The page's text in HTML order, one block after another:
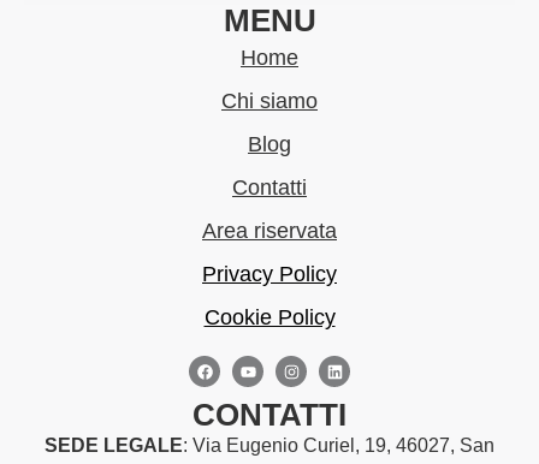
MENU
Home
Chi siamo
Blog
Contatti
Area riservata
Privacy Policy
Cookie Policy
CONTATTI
SEDE LEGALE: Via Eugenio Curiel, 19, 46027, San